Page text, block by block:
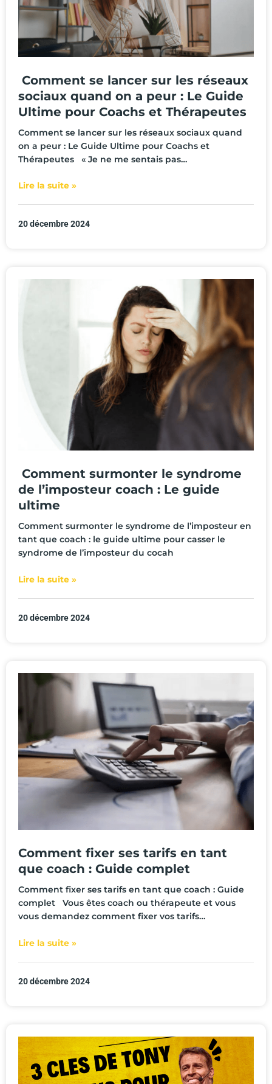
Comment se lancer sur les réseaux
sociaux quand on a peur : Le Guide
Ultime pour Coachs et Thérapeutes
Comment se lancer sur les réseaux sociaux quand
on a peur : Le Guide Ultime pour Coachs et
Thérapeutes « Je ne me sentais pas…
Lire la suite »
20 décembre 2024
Comment surmonter le syndrome
de l’imposteur coach : Le guide
ultime
Comment surmonter le syndrome de l’imposteur en
tant que coach : le guide ultime pour casser le
syndrome de l’imposteur du cocah
Lire la suite »
20 décembre 2024
Comment fixer ses tarifs en tant
que coach : Guide complet
Comment fixer ses tarifs en tant que coach : Guide
complet Vous êtes coach ou thérapeute et vous
vous demandez comment fixer vos tarifs…
Lire la suite »
20 décembre 2024